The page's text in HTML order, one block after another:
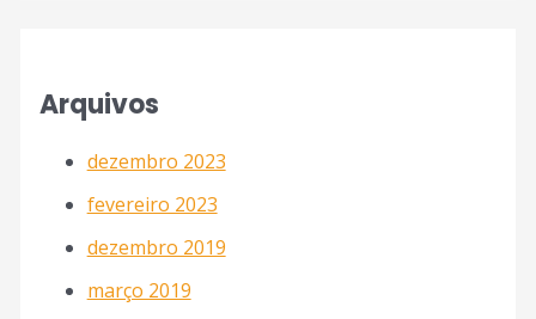
Arquivos
dezembro 2023
fevereiro 2023
dezembro 2019
março 2019